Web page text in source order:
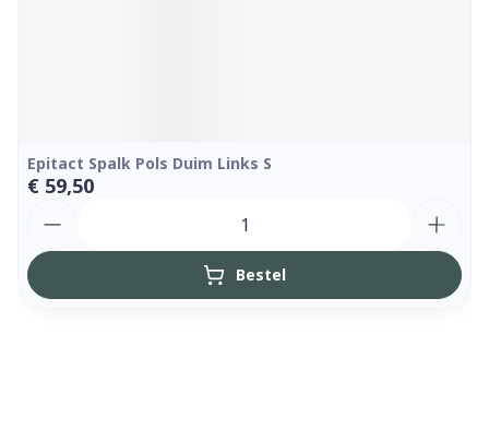
Epitact Spalk Pols Duim Links S
€ 59,50
Bestel